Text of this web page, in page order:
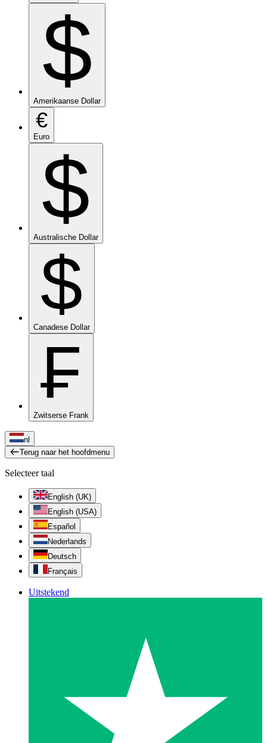
$
Amerikaanse Dollar
€
Euro
$
Australische Dollar
$
Canadese Dollar
₣
Zwitserse Frank
nl
Terug naar het hoofdmenu
Selecteer taal
English (UK)
English (USA)
Español
Nederlands
Deutsch
Français
Uitstekend